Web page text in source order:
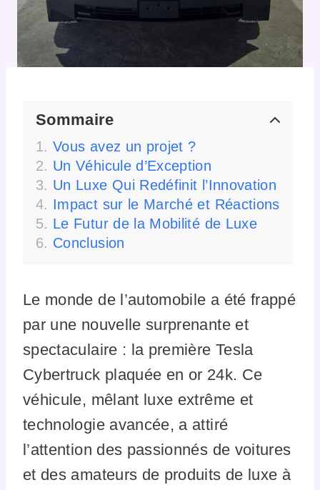
Sommaire
Vous avez un projet ?
Un Véhicule d’Exception
Un Luxe Qui Redéfinit l’Innovation
Impact sur le Marché et Réactions
Le Futur de la Mobilité de Luxe
Conclusion
Le monde de l’automobile a été frappé
par une nouvelle surprenante et
spectaculaire : la première Tesla
Cybertruck plaquée en or 24k. Ce
véhicule, mêlant luxe extrême et
technologie avancée, a attiré
l’attention des passionnés de voitures
et des amateurs de produits de luxe à